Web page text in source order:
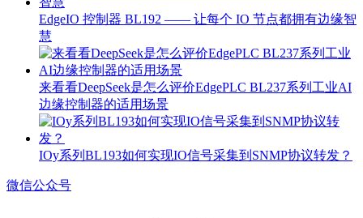
EdgeIO 控制器 BL192 —— 让每个 IO 节点都拥有边缘智
慧
来看看DeepSeek是怎么评价EdgePLC BL237系列工业AI
边缘控制器的适用场景
IOy系列BL193如何实现IO信号采集到SNMP协议转发？
微信公众号